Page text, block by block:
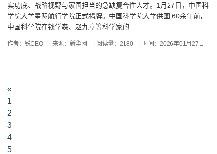
实功底、战略视野与家国担当的急缺复合性人才。1月27日，中国科
学院大学星际航行学院正式揭牌。中国科学院大学供图 60余年前，
中国科学院在钱学森、赵九章等科学家的...
作者：锐CEO 来源：新华网 阅读量：2180 时间：2026年01月27日
«
1
2
3
4
5